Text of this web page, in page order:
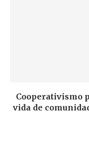
Cooperativismo
vida de